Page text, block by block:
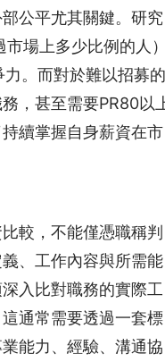
公平尤其關鍵。研究
市場上多少比例的人
。而對於難以招募的
，甚至需要PR80以
續掌握自身薪資在市
較，不能僅憑職稱判
、工作內容與所需能
入比對職務的實際工
通常需要透過一套標
能力、經驗、溝通協